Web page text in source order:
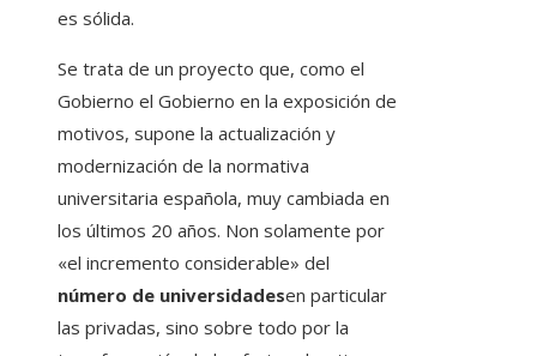
es sólida.
Se trata de un proyecto que, como el
Gobierno el Gobierno en la exposición de
motivos, supone la actualización y
modernización de la normativa
universitaria española, muy cambiada en
los últimos 20 años. Non solamente por
«el incremento considerable» del
número de universidadesen particular
las privadas, sino sobre todo por la